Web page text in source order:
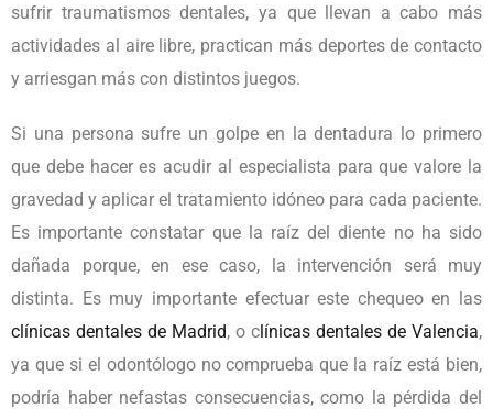
sufrir traumatismos dentales, ya que llevan a cabo más
actividades al aire libre, practican más deportes de contacto
y arriesgan más con distintos juegos.
Si una persona sufre un golpe en la dentadura lo primero
que debe hacer es acudir al especialista para que valore la
gravedad y aplicar el tratamiento idóneo para cada paciente.
Es importante constatar que la raíz del diente no ha sido
dañada porque, en ese caso, la intervención será muy
distinta. Es muy importante efectuar este chequeo en las
clínicas dentales de Madrid, o clínicas dentales de Valencia,
ya que si el odontólogo no comprueba que la raíz está bien,
podría haber nefastas consecuencias, como la pérdida del